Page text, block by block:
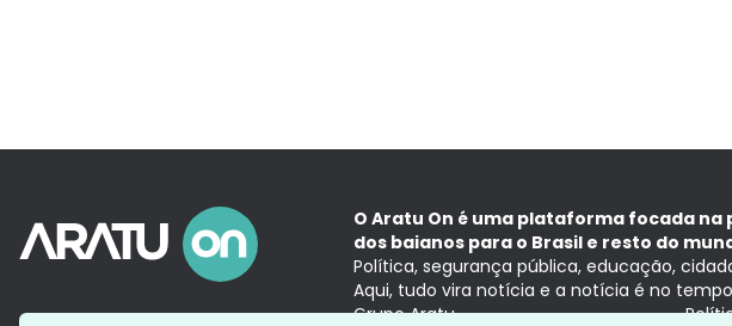
O Aratu On é uma plataforma focada
dos baianos para o Brasil e resto do
Política, segurança pública, educação,
Aqui, tudo vira notícia e a notícia é no
Grupo Aratu